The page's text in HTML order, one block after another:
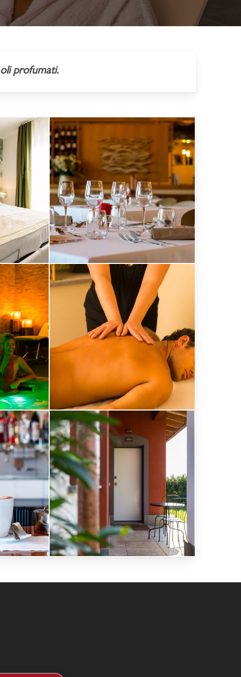
profumati.
Alberto
Blasetti
/
www.albertoblasetti.com
Alberto
Blasetti
www.albertoblasetti.com
Podere
di
Marfisa
30
novembre
2022
33
LD